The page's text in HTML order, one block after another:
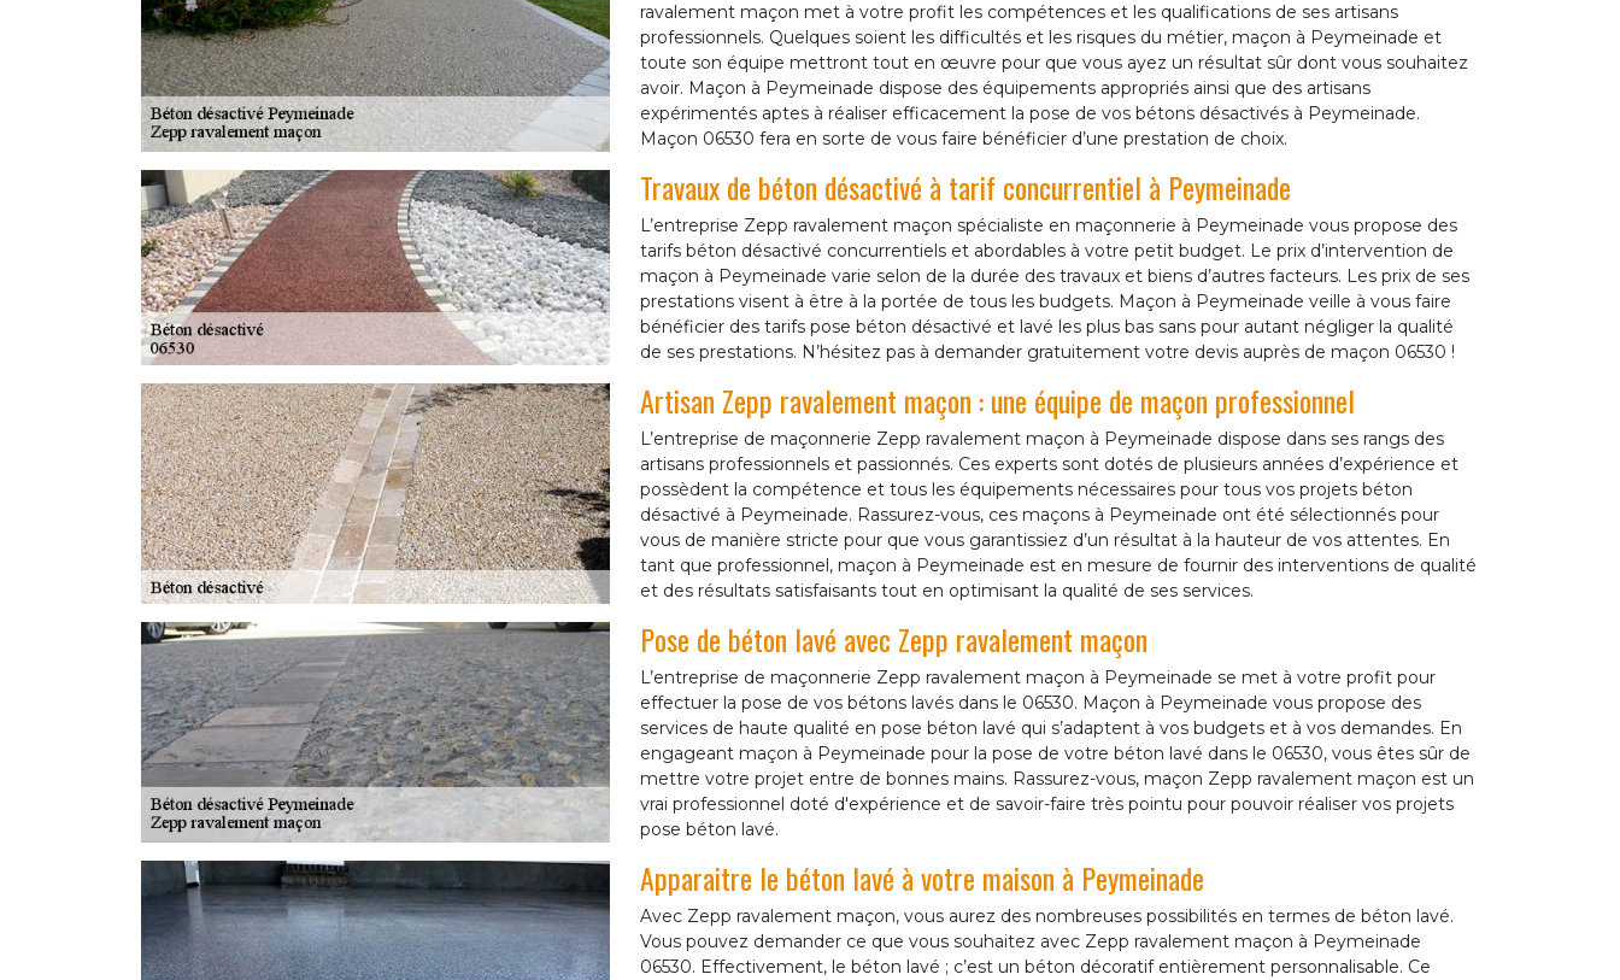
ravalement maçon met à votre profit les compétences et les qualifications de ses artisans
professionnels. Quelques soient les difficultés et les risques du métier, maçon à Peymeinade et
toute son équipe mettront tout en œuvre pour que vous ayez un résultat sûr dont vous souhaitez
avoir. Maçon à Peymeinade dispose des équipements appropriés ainsi que des artisans
expérimentés aptes à réaliser efficacement la pose de vos bétons désactivés à Peymeinade.
Maçon 06530 fera en sorte de vous faire bénéficier d’une prestation de choix.
Travaux de béton désactivé à tarif concurrentiel à Peymeinade
L’entreprise Zepp ravalement maçon spécialiste en maçonnerie à Peymeinade vous propose des
tarifs béton désactivé concurrentiels et abordables à votre petit budget. Le prix d’intervention de
maçon à Peymeinade varie selon de la durée des travaux et biens d’autres facteurs. Les prix de ses
prestations visent à être à la portée de tous les budgets. Maçon à Peymeinade veille à vous faire
bénéficier des tarifs pose béton désactivé et lavé les plus bas sans pour autant négliger la qualité
de ses prestations. N’hésitez pas à demander gratuitement votre devis auprès de maçon 06530 !
Artisan Zepp ravalement maçon : une équipe de maçon professionnel
L’entreprise de maçonnerie Zepp ravalement maçon à Peymeinade dispose dans ses rangs des
artisans professionnels et passionnés. Ces experts sont dotés de plusieurs années d’expérience et
possèdent la compétence et tous les équipements nécessaires pour tous vos projets béton
désactivé à Peymeinade. Rassurez-vous, ces maçons à Peymeinade ont été sélectionnés pour
vous de manière stricte pour que vous garantissiez d’un résultat à la hauteur de vos attentes. En
tant que professionnel, maçon à Peymeinade est en mesure de fournir des interventions de qualité
et des résultats satisfaisants tout en optimisant la qualité de ses services.
Pose de béton lavé avec Zepp ravalement maçon
L’entreprise de maçonnerie Zepp ravalement maçon à Peymeinade se met à votre profit pour
effectuer la pose de vos bétons lavés dans le 06530. Maçon à Peymeinade vous propose des
services de haute qualité en pose béton lavé qui s’adaptent à vos budgets et à vos demandes. En
engageant maçon à Peymeinade pour la pose de votre béton lavé dans le 06530, vous êtes sûr de
mettre votre projet entre de bonnes mains. Rassurez-vous, maçon Zepp ravalement maçon est un
vrai professionnel doté d'expérience et de savoir-faire très pointu pour pouvoir réaliser vos projets
pose béton lavé.
Apparaitre le béton lavé à votre maison à Peymeinade
Avec Zepp ravalement maçon, vous aurez des nombreuses possibilités en termes de béton lavé.
Vous pouvez demander ce que vous souhaitez avec Zepp ravalement maçon à Peymeinade
06530. Effectivement, le béton lavé ; c’est un béton décoratif entièrement personnalisable. Ce